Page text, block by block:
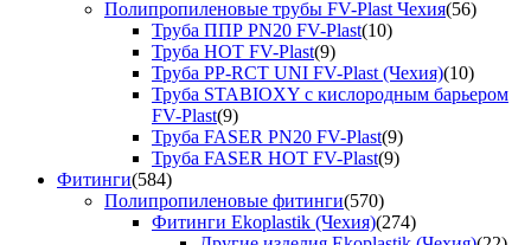
Полипропиленовые трубы FV-Plast Чехия(56)
Труба ППР PN20 FV-Plast(10)
Труба HOT FV-Plast(9)
Труба PP-RCT UNI FV-Plast (Чехия)(10)
Труба STABIOXY с кислородным барьером
FV-Plast(9)
Труба FASER PN20 FV-Plast(9)
Труба FASER HOT FV-Plast(9)
Фитинги(584)
Полипропиленовые фитинги(570)
Фитинги Ekoplastik (Чехия)(274)